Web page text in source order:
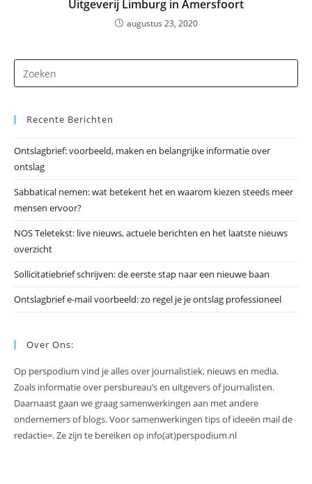
Uitgeverij Limburg in Amersfoort
augustus 23, 2020
op
Recente Berichten
Ontslagbrief: voorbeeld, maken en belangrijke informatie over
ontslag
Sabbatical nemen: wat betekent het en waarom kiezen steeds meer
mensen ervoor?
NOS Teletekst: live nieuws, actuele berichten en het laatste nieuws
overzicht
Sollicitatiebrief schrijven: de eerste stap naar een nieuwe baan
Ontslagbrief e-mail voorbeeld: zo regel je je ontslag professioneel
Over Ons:
Op perspodium vind je alles over journalistiek, nieuws en media.
Zoals informatie over persbureau’s en uitgevers of journalisten.
Daarnaast gaan we graag samenwerkingen aan met andere
ondernemers of blogs. Voor samenwerkingen tips of ideeën mail de
redactie=. Ze zijn te bereiken op info(at)perspodium.nl